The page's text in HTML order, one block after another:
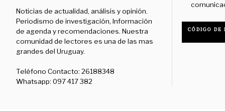
Noticias de actualidad, análisis y opinión.
Periodismo de investigación, Información
de agenda y recomendaciones. Nuestra
comunidad de lectores es una de las mas
grandes del Uruguay.
Teléfono Contacto: 26188348
Whatsapp: 097 417 382
CÓDIGO DE